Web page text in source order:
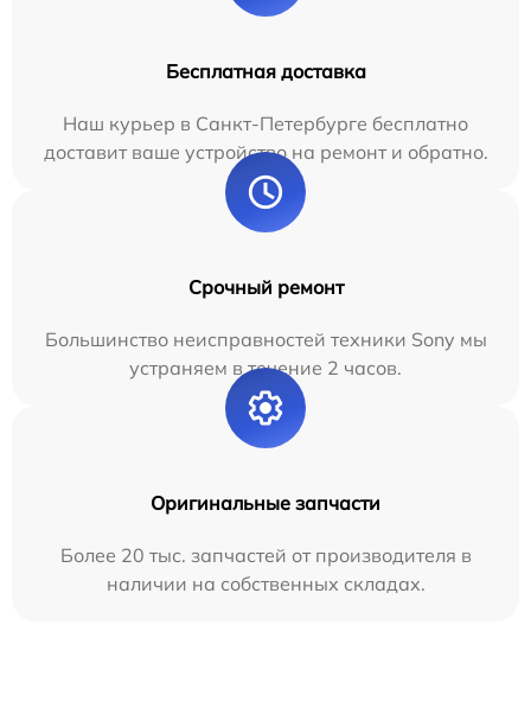
Бесплатная доставка
Наш курьер в Санкт-Петербурге бесплатно
доставит ваше устройство на ремонт и обратно.
Срочный ремонт
Большинство неисправностей техники Sony мы
устраняем в течение 2 часов.
Оригинальные запчасти
Более 20 тыс. запчастей от производителя в
наличии на собственных складах.